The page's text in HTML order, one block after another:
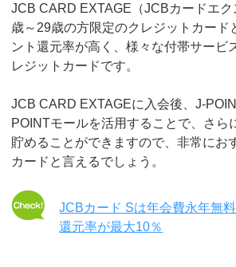
JCB CARD EXTAGE（JCBカードエ
歳～29歳の方限定のクレジットカード
ント還元率が高く、様々な付帯サービ
レジットカードです。
JCB CARD EXTAGEに入会後、J-
POINTモールを活用することで、さら
貯めることができますので、非常にお
カードと言えるでしょう。
JCBカード Sは年会費永年無
還元率が最大10％